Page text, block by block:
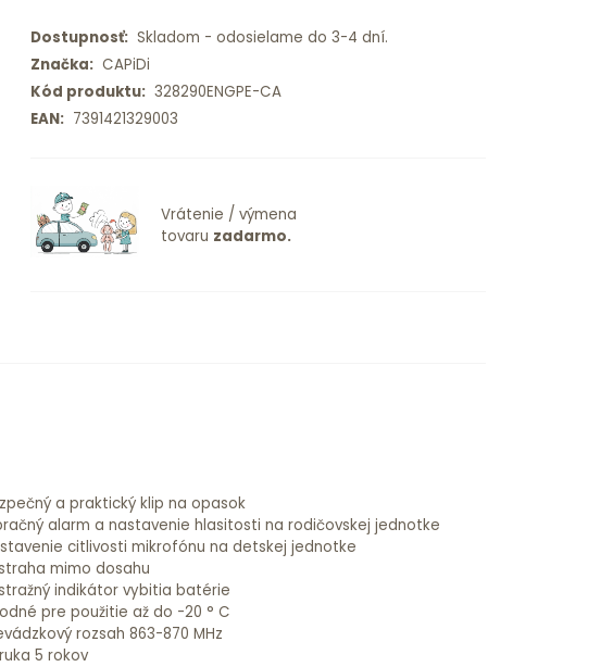
Dostupnosť:Skladom - odosielame do 3-4 dní.
Značka:CAPiDi
Kód produktu:328290ENGPE-CA
EAN:7391421329003
Vrátenie / výmena
tovaru zadarmo.
a praktický klip na opasok
alarm a nastavenie hlasitosti na rodičovskej jednotke
citlivosti mikrofónu na detskej jednotke
mimo dosahu
indikátor vybitia batérie
pre použitie až do -20 ° C
rozsah 863-870 MHz
5 rokov